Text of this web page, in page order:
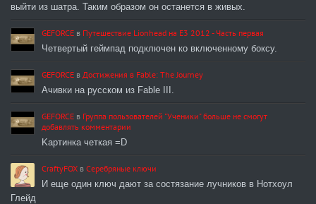
выйти из шатра. Таким образом он останется в живых.
GEFORCE в Путешествие Lionhead на E3 2012 - Часть первая
Четвертый геймпад подключен ко включенному боксу.
GEFORCE в Достижения в Fable: The Journey
Ачивки на русском из Fable III.
GEFORCE в Группа пользователей "Ученики" больше не смогут
добавлять комментарии
Kартинка четкая =D
CraftyFOX в Серебряные ключи
И еще один ключ дают за состязание лучников в Нотхоул
Глейд